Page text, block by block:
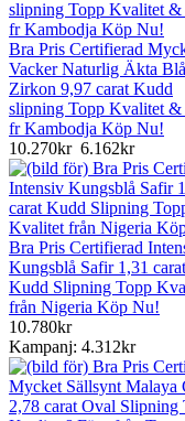
Bra Pris Certifierad
Vacker Naturlig Äkta Blå
Zirkon 9,97 carat Kudd
slipning Topp Kvalitet &
fr Kambodja Köp Nu!
10.270kr 6.162kr
Bra Pris Certifierad
Kungsblå Safir 1,31 carat
Kudd Slipning Topp
från Nigeria Köp Nu!
10.780kr
Kampanj: 4.312kr